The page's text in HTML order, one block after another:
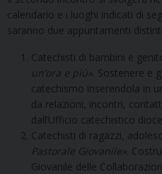
calendario e i luoghi indicati di
saranno due appuntamenti distinti:
Catechisti di bambini e
un’ora e più» . Sostenere e
catechismo inserendola in
da relazioni, incontri,
dall’Ufficio catechistico
Catechisti di ragazzi,
Pastorale Giovanile» .
Giovanile delle